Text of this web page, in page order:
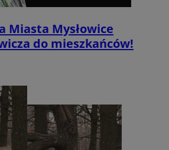
Miasta Mysłowice
do mieszkańców!